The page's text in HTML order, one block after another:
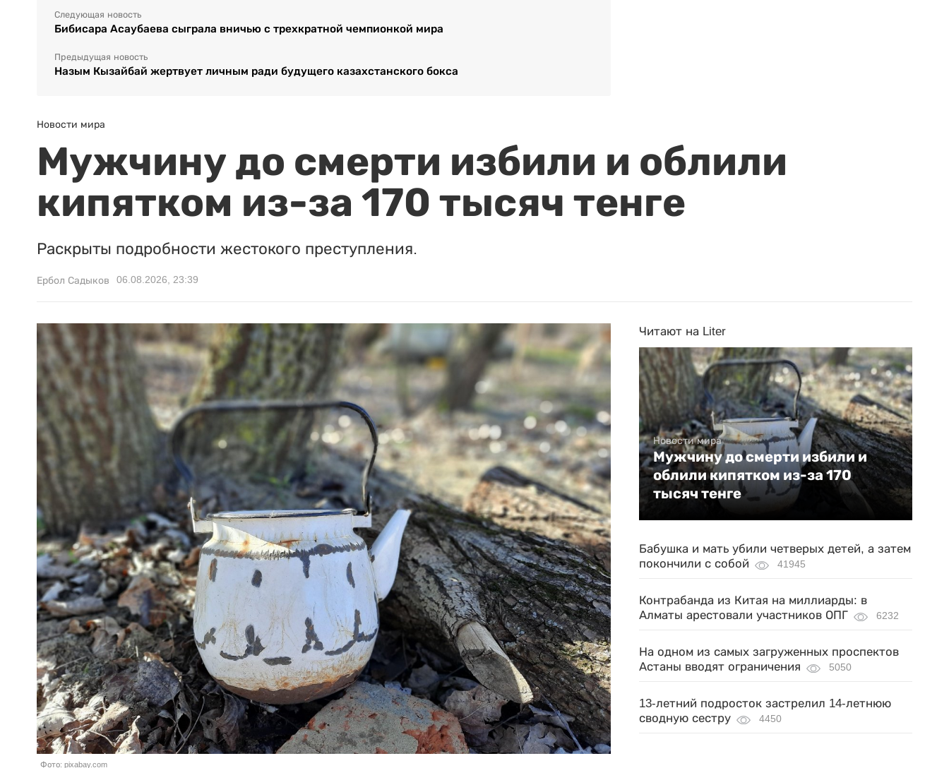
Следующая новость
Бибисара Асаубаева сыграла вничью с трехкратной чемпионкой мира
Предыдущая новость
Назым Кызайбай жертвует личным ради будущего казахстанского бокса
Новости мира
Мужчину до смерти избили и облили
кипятком из-за 170 тысяч тенге
Раскрыты подробности жестокого преступления.
Ербол Садыков 06.08.2026, 23:39
Фото: pixabay.com
Читают на Liter
Новости мира
Мужчину до смерти избили и
облили кипятком из-за 170
тысяч тенге
Бабушка и мать убили четверых детей, а затем
покончили с собой
41945
Контрабанда из Китая на миллиарды: в
Алматы арестовали участников ОПГ
6232
На одном из самых загруженных проспектов
Астаны вводят ограничения
5050
13-летний подросток застрелил 14-летнюю
сводную сестру
4450